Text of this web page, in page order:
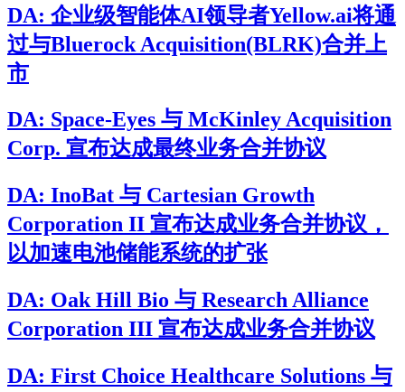
DA: 企业级智能体AI领导者Yellow.ai将通
过与Bluerock Acquisition(BLRK)合并上
市
DA: Space-Eyes 与 McKinley Acquisition
Corp. 宣布达成最终业务合并协议
DA: InoBat 与 Cartesian Growth
Corporation II 宣布达成业务合并协议，
以加速电池储能系统的扩张
DA: Oak Hill Bio 与 Research Alliance
Corporation III 宣布达成业务合并协议
DA: First Choice Healthcare Solutions 与